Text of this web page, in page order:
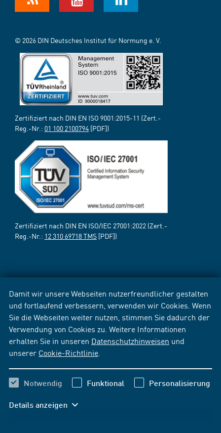
Damit wir unsere Webseiten nutzerfreundlicher gestalten
und fortlaufend verbessern, verwenden wir Cookies. Wenn
Sie die Webseiten weiter nutzen, stimmen Sie dadurch der
Verwendung von Cookies zu. Weitere Informationen
erhalten Sie in unseren Datenschutzhinweisen und
unserer Cookie-Richtlinie
Notwendig Funktional Personalisierung
Details anzeigen
© 2026 DIN Deutsches Institut für Normung e. V.
Zertifiziert nach DIN EN ISO 9001:2015-11 (Zert.-
Reg.-Nr.: 01 100 2100794 [PDF])
Zertifiziert nach DIN EN ISO/IEC 27001:2022 (Zert.-
Reg.-Nr.: 12 310 69718 TMS [PDF])